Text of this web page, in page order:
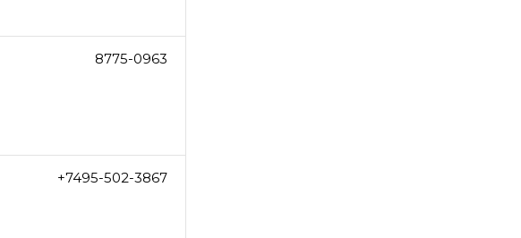
8775-0963
+7495-502-3867